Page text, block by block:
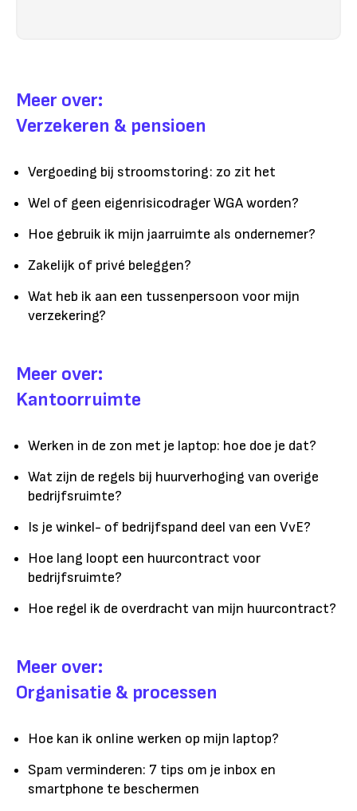
Meer over:
Verzekeren & pensioen
Vergoeding bij stroomstoring: zo zit het
Wel of geen eigenrisicodrager WGA worden?
Hoe gebruik ik mijn jaarruimte als ondernemer?
Zakelijk of privé beleggen?
Wat heb ik aan een tussenpersoon voor mijn
verzekering?
Meer over:
Kantoorruimte
Werken in de zon met je laptop: hoe doe je dat?
Wat zijn de regels bij huurverhoging van overige
bedrijfsruimte?
Is je winkel- of bedrijfspand deel van een VvE?
Hoe lang loopt een huurcontract voor
bedrijfsruimte?
Hoe regel ik de overdracht van mijn huurcontract?
Meer over:
Organisatie & processen
Hoe kan ik online werken op mijn laptop?
Spam verminderen: 7 tips om je inbox en
smartphone te beschermen